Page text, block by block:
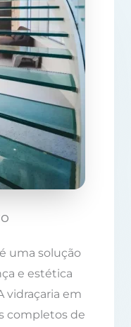
uma solução
e estética
vidraçaria em
completos de